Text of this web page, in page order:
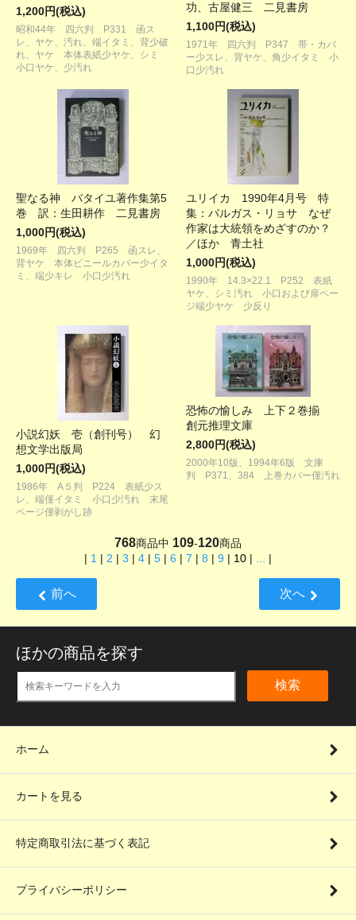
1,200円(税込)
昭和44年 四六判 P331 函ス
レ、ヤケ、汚れ、端イタミ、背少破
れ、ヤケ 本体表紙少ヤケ、シミ
小口ヤケ、少汚れ
功、古屋健三 二見書房
1,100円(税込)
1971年 四六判 P347 帯・カバ
ー少スレ、背ヤケ、角少イタミ 小
口少汚れ
聖なる神 バタイユ著作集第5
巻 訳：生田耕作 二見書房
1,000円(税込)
1969年 四六判 P265 函スレ、
背ヤケ 本体ビニールカバー少イタ
ミ、端少キレ 小口少汚れ
ユリイカ 1990年4月号 特
集：バルガス・リョサ なぜ
作家は大統領をめざすのか？
／ほか 青土社
1,000円(税込)
1990年 14.3×22.1 P252 表紙
ヤケ、シミ汚れ 小口および扉ペー
ジ端少ヤケ 少反り
小説幻妖 壱（創刊号） 幻
想文学出版局
1,000円(税込)
1986年 A５判 P224 表紙少ス
レ、端僅イタミ 小口少汚れ 末尾
ページ僅剥がし跡
恐怖の愉しみ 上下２巻揃
創元推理文庫
2,800円(税込)
2000年10版、1994年6版 文庫
判 P371、384 上巻カバー僅汚れ
768商品中 109-120商品
| 1 | 2 | 3 | 4 | 5 | 6 | 7 | 8 | 9 | 10 | ... |
前へ 次へ
ほかの商品を探す
検索
ホーム
カートを見る
特定商取引法に基づく表記
プライバシーポリシー